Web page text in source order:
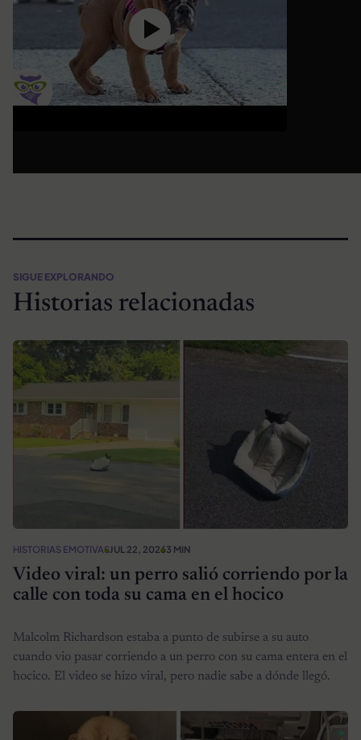
SIGUE EXPLORANDO
Historias relacionadas
HISTORIAS EMOTIVASJUL 22, 20263 MIN
Video viral: un perro salió corriendo por la
calle con toda su cama en el hocico
Malcolm Richardson estaba a punto de subirse a su auto
cuando vio pasar corriendo a un perro con su cama entera en el
hocico. El video se hizo viral, pero nadie sabe a dónde llegó.